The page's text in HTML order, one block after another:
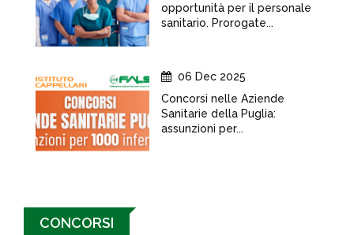
opportunità per il personale
sanitario. Prorogate...
06 Dec 2025
Concorsi nelle Aziende
Sanitarie della Puglia:
assunzioni per...
CONCORSI